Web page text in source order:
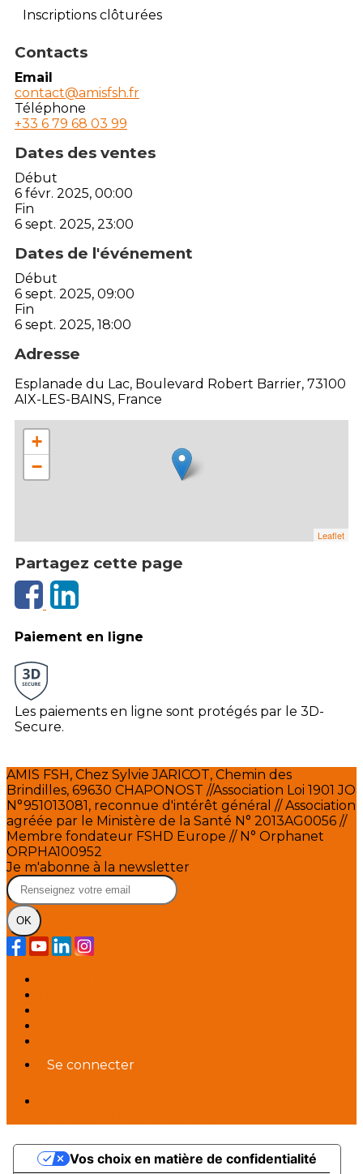
Inscriptions clôturées
Contacts
Email
contact@amisfsh.fr
Téléphone
+33 6 79 68 03 99
Dates des ventes
Début
6 févr. 2025, 00:00
Fin
6 sept. 2025, 23:00
Dates de l'événement
Début
6 sept. 2025, 09:00
Fin
6 sept. 2025, 18:00
Adresse
Esplanade du Lac, Boulevard Robert Barrier, 73100
AIX-LES-BAINS, France
+
−
Leaflet
Partagez cette page
Paiement en ligne
Les paiements en ligne sont protégés par le 3D-
Secure.
AMIS FSH, Chez Sylvie JARICOT, Chemin des
Brindilles, 69630 CHAPONOST //Association Loi 1901 JO
N°951013081, reconnue d'intérêt général // Association
agréée par le Ministère de la Santé N° 2013AG0056 //
Membre fondateur FSHD Europe // N° Orphanet
ORPHA100952
Je m'abonne à la newsletter
OK
Se connecter
Vos choix en matière de confidentialité